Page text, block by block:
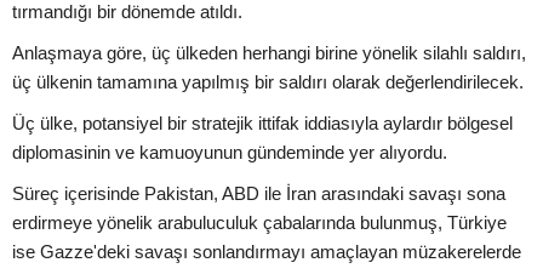
tırmandığı bir dönemde atıldı.
Anlaşmaya göre, üç ülkeden herhangi birine yönelik silahlı saldırı,
üç ülkenin tamamına yapılmış bir saldırı olarak değerlendirilecek.
Üç ülke, potansiyel bir stratejik ittifak iddiasıyla aylardır bölgesel
diplomasinin ve kamuoyunun gündeminde yer alıyordu.
Süreç içerisinde Pakistan, ABD ile İran arasındaki savaşı sona
erdirmeye yönelik arabuluculuk çabalarında bulunmuş, Türkiye
ise Gazze'deki savaşı sonlandırmayı amaçlayan müzakerelerde